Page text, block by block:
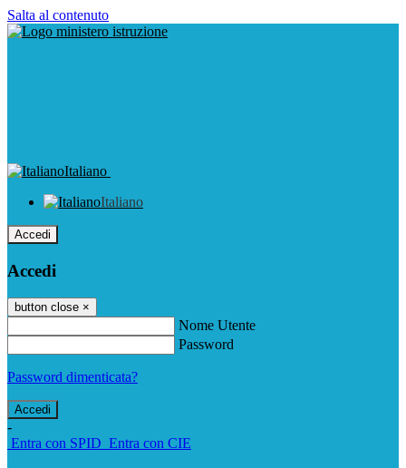
Salta al contenuto
Italiano
Italiano
Accedi
Accedi
button close ×
Nome Utente
Password
Password dimenticata?
-
Entra con SPID Entra con CIE